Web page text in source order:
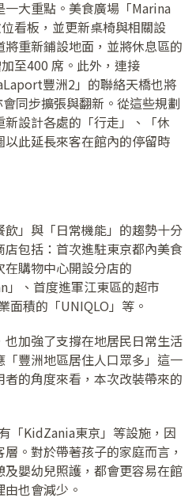
大重點。美食廣場「Marina
看板，並更新桌椅與相關設
重新鋪設地面，並將休息區的
至400 席。此外，連接
豐洲2」的聯絡天橋也將
同步擴張與翻新。從這些規劃
設計各處的「行走」、「休
此延長來客在館內的停留時
」與「日常機能」的趨勢十分
包括：首次進駐東京都內美食
購物中心開設分店的
」、首度進軍江東區的超市
面積的「UNIQLO」等。
加強了支撐在地居民日常生活
豐洲地區居住人口眾多」這一
的角度來看，本次改裝帶來的
「KidZania東京」等設施，因
。對於帶著孩子的家庭而言，
嬰幼兒照護，都會更容易在館
也會減少。